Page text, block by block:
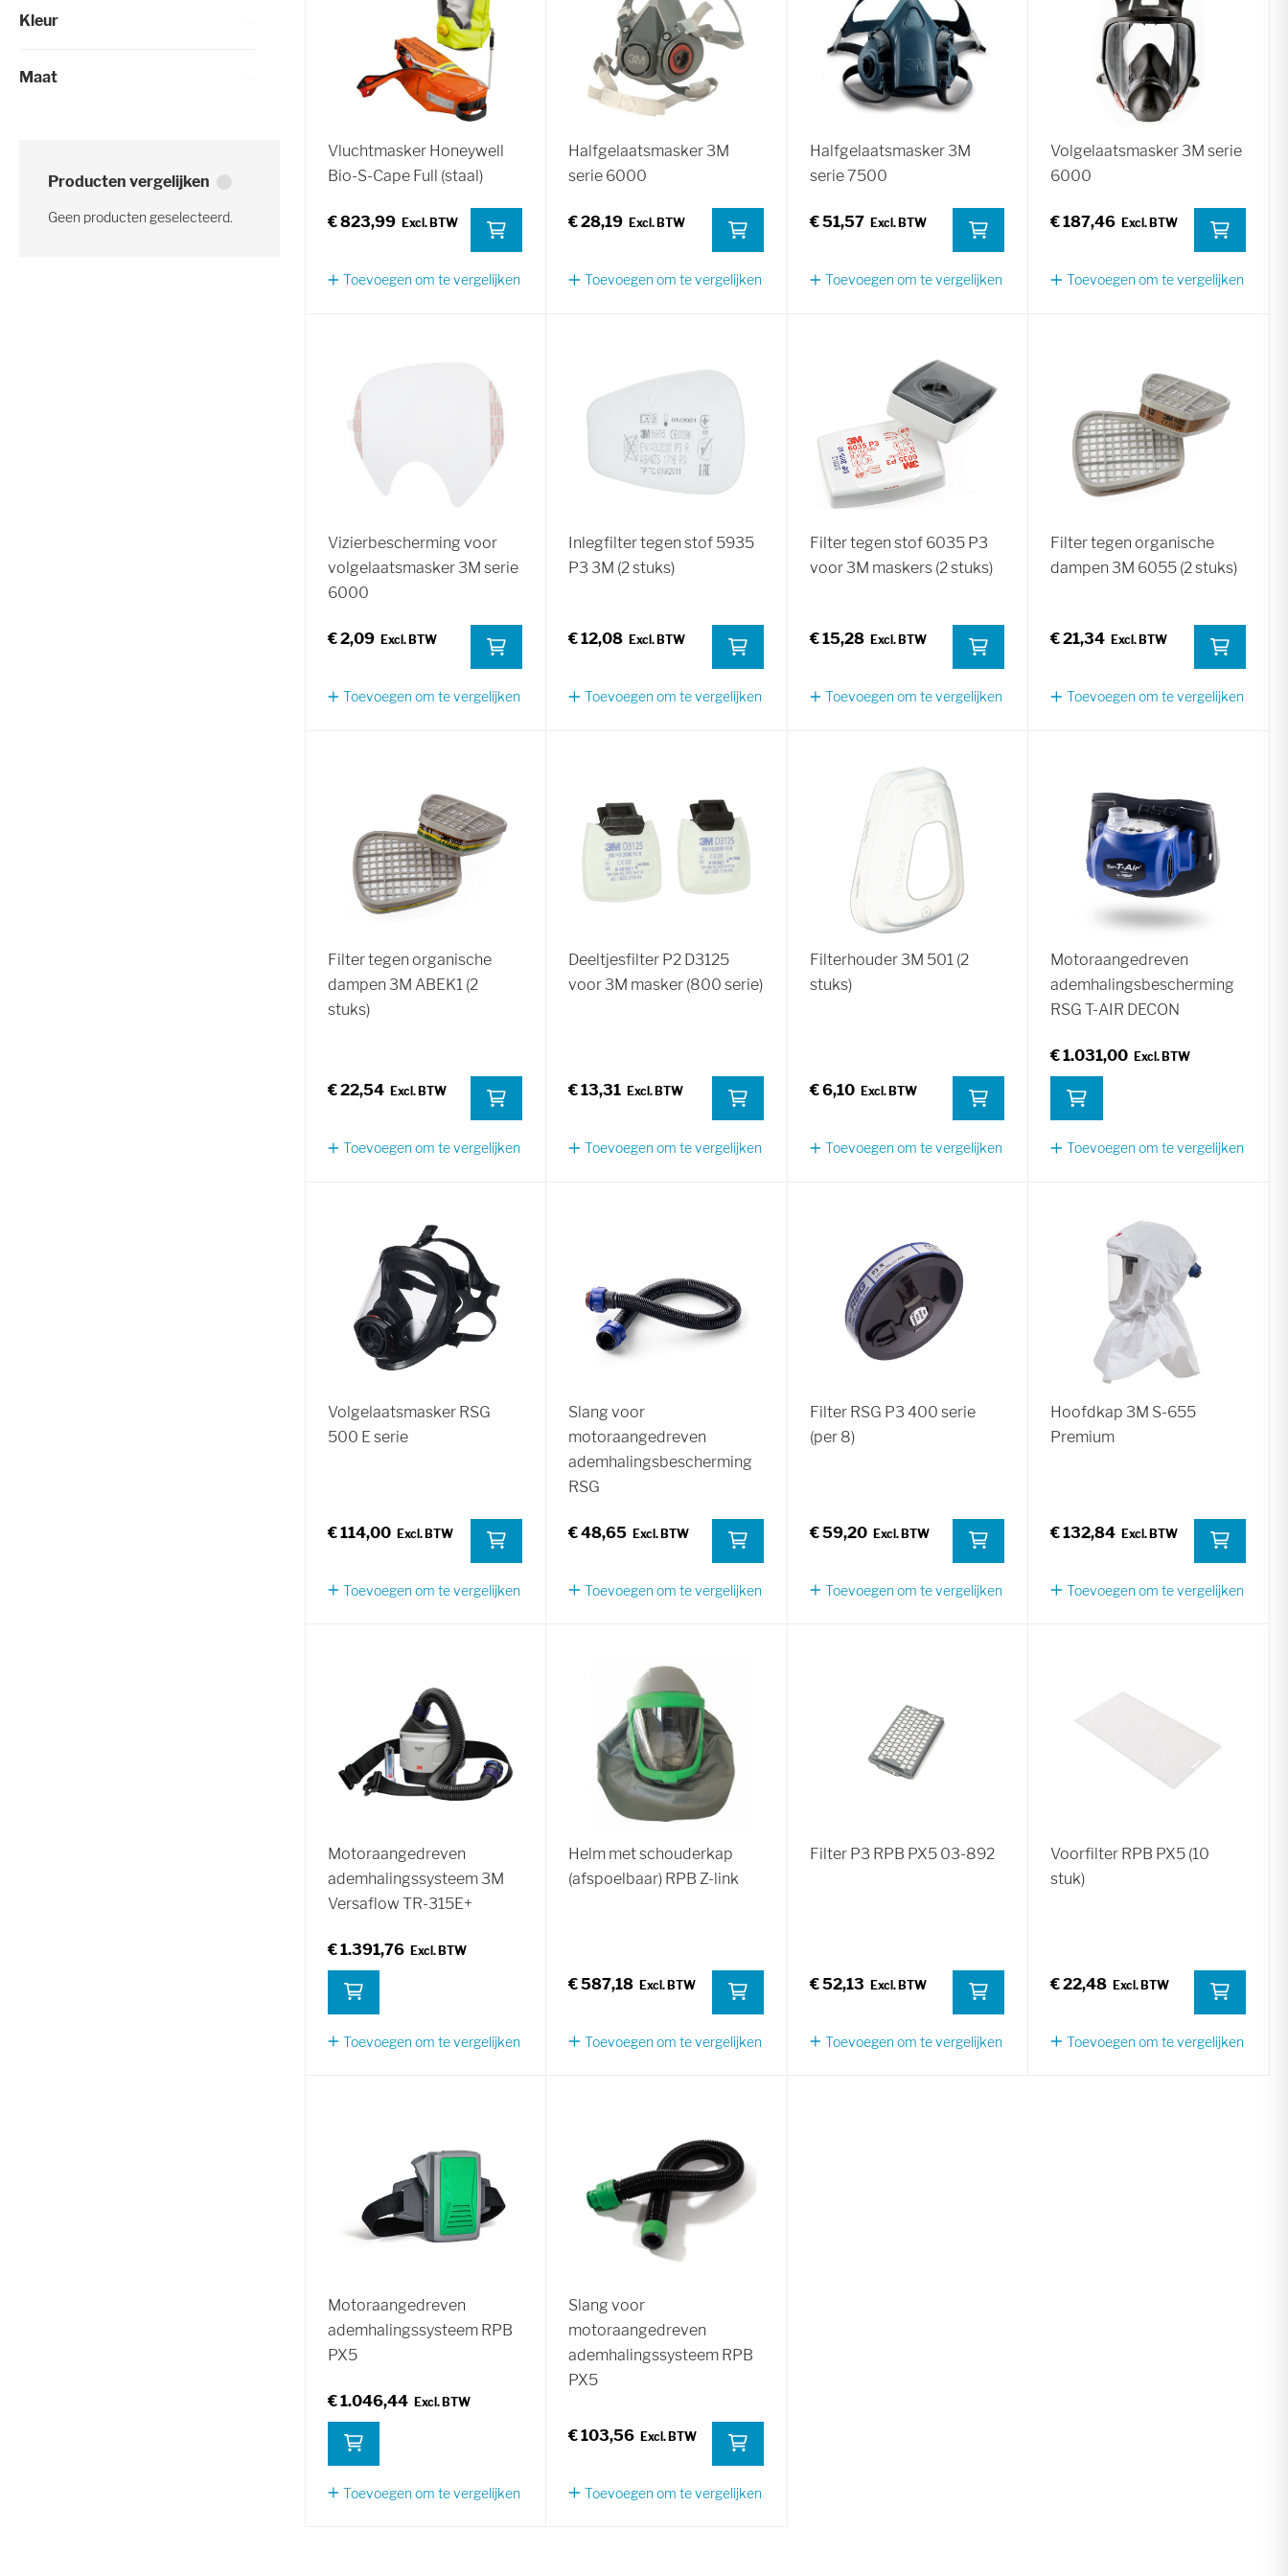
Vluchtmasker Honeywell
Bio-S-Cape Full (staal)
€ 823,99
Toevoegen om te vergelijken
Halfgelaatsmasker 3M
serie 6000
€ 28,19
Toevoegen om te vergelijken
Halfgelaatsmasker 3M
serie 7500
€ 51,57
Toevoegen om te vergelijken
Volgelaatsmasker 3M serie
6000
€ 187,46
Toevoegen om te vergelijken
Vizierbescherming voor
volgelaatsmasker 3M serie
6000
€ 2,09
Toevoegen om te vergelijken
Inlegfilter tegen stof 5935
P3 3M (2 stuks)
€ 12,08
Toevoegen om te vergelijken
Filter tegen stof 6035 P3
voor 3M maskers (2 stuks)
€ 15,28
Toevoegen om te vergelijken
Filter tegen organische
dampen 3M 6055 (2 stuks)
€ 21,34
Toevoegen om te vergelijken
Filter tegen organische
dampen 3M ABEK1 (2
stuks)
€ 22,54
Toevoegen om te vergelijken
Deeltjesfilter P2 D3125
voor 3M masker (800 serie)
€ 13,31
Toevoegen om te vergelijken
Filterhouder 3M 501 (2
stuks)
€ 6,10
Toevoegen om te vergelijken
Motoraangedreven
ademhalingsbescherming
RSG T-AIR DECON
€ 1.031,00
Toevoegen om te vergelijken
Volgelaatsmasker RSG
500 E serie
€ 114,00
Toevoegen om te vergelijken
Slang voor
motoraangedreven
ademhalingsbescherming
RSG
€ 48,65
Toevoegen om te vergelijken
Filter RSG P3 400 serie
(per 8)
€ 59,20
Toevoegen om te vergelijken
Hoofdkap 3M S-655
Premium
€ 132,84
Toevoegen om te vergelijken
Motoraangedreven
ademhalingssysteem 3M
Versaflow TR-315E+
€ 1.391,76
Toevoegen om te vergelijken
Helm met schouderkap
(afspoelbaar) RPB Z-link
€ 587,18
Toevoegen om te vergelijken
Filter P3 RPB PX5 03-892
€ 52,13
Toevoegen om te vergelijken
Voorfilter RPB PX5 (10
stuk)
€ 22,48
Toevoegen om te vergelijken
Motoraangedreven
ademhalingssysteem RPB
PX5
€ 1.046,44
Toevoegen om te vergelijken
Slang voor
motoraangedreven
ademhalingssysteem RPB
PX5
€ 103,56
Toevoegen om te vergelijken
Kleur
Maat
Producten vergelijken
Geen producten geselecteerd.